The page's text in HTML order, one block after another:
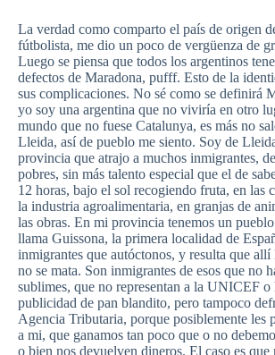
La verdad como comparto el país de origen
fútbolista, me dio un poco de vergüenza de
Luego se piensa que todos los argentinos
defectos de Maradona, pufff. Esto de la
sus complicaciones. No sé como se definirá
yo soy una argentina que no viviría en otro
mundo que no fuese Catalunya, es más no
Lleida, así de pueblo me siento. Soy de
provincia que atrajo a muchos inmigrantes,
pobres, sin más talento especial que el de
12 horas, bajo el sol recogiendo fruta, en las
la industria agroalimentaria, en granjas de
las obras. En mi provincia tenemos un
llama Guissona, la primera localidad de
inmigrantes que autóctonos, y resulta que allí
no se mata. Son inmigrantes de esos que no
sublimes, que no representan a la UNICEF o
publicidad de pan blandito, pero tampoco
Agencia Tributaria, porque posiblemente les
a mi, que ganamos tan poco que o no
o bien nos devuelven dineros. El caso es que